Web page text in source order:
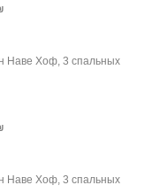
Наве Хоф, 3 спальных
Наве Хоф, 3 спальных